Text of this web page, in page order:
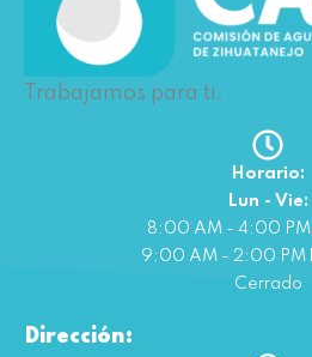
Trabajamos para ti.
Horario:
Lun - Vie:
8:00 AM - 4:00 PM
9:00 AM - 2:00 PM
Cerrado
Dirección: